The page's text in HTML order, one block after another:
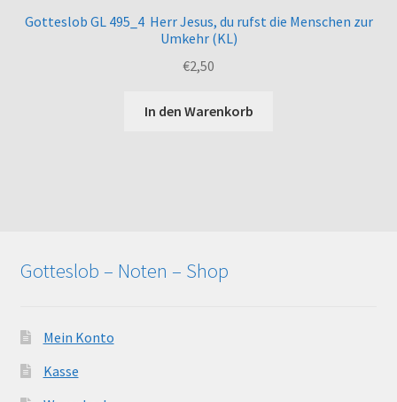
Gotteslob GL 495_4 Herr Jesus, du rufst die Menschen zur
Umkehr (KL)
€2,50
In den Warenkorb
Gotteslob – Noten – Shop
Mein Konto
Kasse